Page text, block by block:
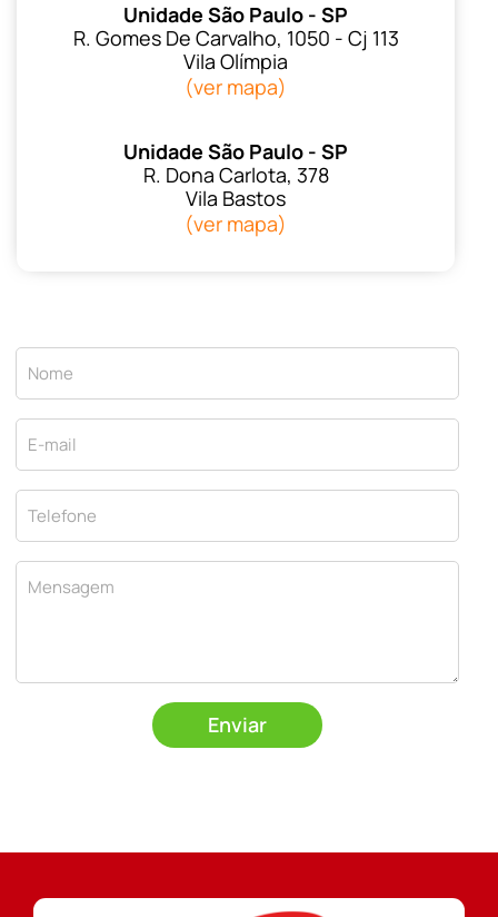
Unidade São Paulo - SP
R. Gomes De Carvalho, 1050 - Cj 113
Vila Olímpia
(ver mapa)
Unidade São Paulo - SP
R. Dona Carlota, 378
Vila Bastos
(ver mapa)
Enviar